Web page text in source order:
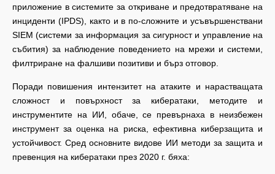
приложение в системите за откриване и предотвратяване на
инциденти (IPDS), както и в по-сложните и усъвършенствани
SIEM (системи за информация за сигурност и управление на
събития) за наблюдение поведението на мрежи и системи,
филтриране на фалшиви позитиви и бърз отговор.
Поради повишения интензитет на атаките и нарастващата
сложност и повърхност за кибератаки, методите и
инструментите на ИИ, обаче, се превърнаха в неизбежен
инструмент за оценка на риска, ефективна киберзащита и
устойчивост. Сред основните видове ИИ методи за защита и
превенция на кибератаки през 2020 г. бяха: